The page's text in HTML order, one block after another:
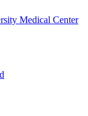
Medical Center